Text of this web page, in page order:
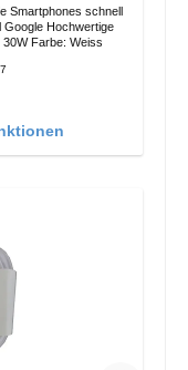
Smartphones schnell
Verarbeitung Anschlüsse: USB-C Output: 30W Farbe: Weiss